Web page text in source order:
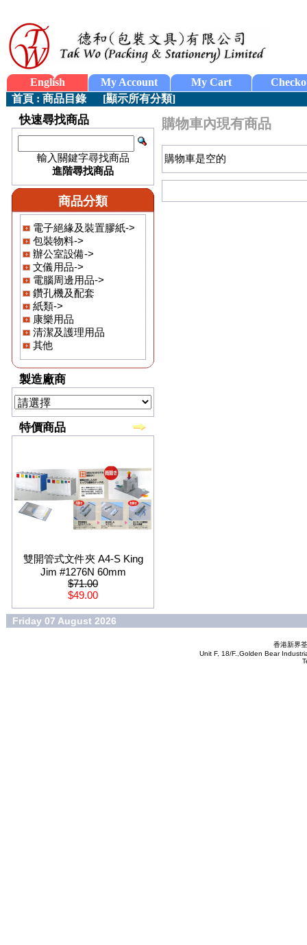
English My Account My Cart
首頁 : 商品目錄[顯示所有分類]
快速尋找商品
輸入關鍵字尋找商品
進階尋找商品
商品分類
電子絕緣及裝置膠紙->
包裝物料->
辦公室設備->
文儀用品->
電腦周邊用品->
鑽孔機及配套
紙類->
康樂用品
清潔及護理用品
其他
製造廠商
特價商品
雙開管式文件夾 A4-S King
Jim #1276N 60mm
$71.00
$49.00
購物車內現有商品
購物車是空的
Friday 07 August 2026
香港新界
Unit F, 18/F.,Golden Bear